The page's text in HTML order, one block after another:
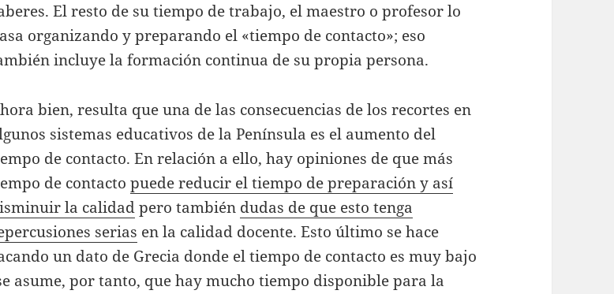
El resto de su tiempo de trabajo, el maestro o profesor lo
organizando y preparando el «tiempo de contacto»; eso
incluye la formación continua de su propia persona.
bien, resulta que una de las consecuencias de los recortes en
sistemas educativos de la Península es el aumento del
de contacto. En relación a ello, hay opiniones de que más
de contactopuede reducir el tiempo de preparación y así
la calidadpero también dudas de que esto tenga
serias en la calidad docente. Esto último se hace
un dato de Grecia donde el tiempo de contacto es muy bajo
asume, por tanto, que hay mucho tiempo disponible para la